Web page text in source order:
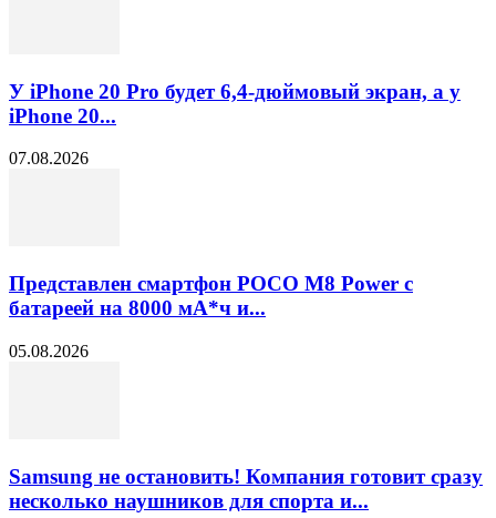
У iPhone 20 Pro будет 6,4-дюймовый экран, а у
iPhone 20...
07.08.2026
Представлен смартфон POCO M8 Power с
батареей на 8000 мА*ч и...
05.08.2026
Samsung не остановить! Компания готовит сразу
несколько наушников для спорта и...